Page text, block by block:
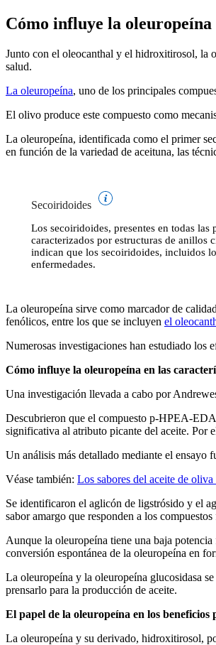
Cómo influye la
Junto con el oleocanthal y el hidroxitirosol, la
salud.
La oleuropeína, uno de los principales
El olivo produce este compuesto como
La oleuropeína, identificada como el primer
en función de la variedad de aceituna, las
Secoiridoides
Los secoiridoides, presentes en todas
caracterizados por estructuras de
indican que los secoiridoides, incluidos
enfermedades.
La oleuropeína sirve como marcador de
fenólicos, entre los que se incluyen el
Numerosas investigaciones han estudiado los
Cómo influye la oleuropeína en las
Una investigación llevada a cabo por
Descubrieron que el compuesto p-HPEA-
significativa al atributo picante del aceite. Por
Un análisis más detallado mediante el
Véase también: Los sabores del aceite de
Se identificaron el aglicón de ligstrósido y el
sabor amargo que responden a los
Aunque la oleuropeína tiene una baja
conversión espontánea de la oleuropeína en
La oleuropeína y la oleuropeína glucosidasa
prensarlo para la producción de aceite.
El papel de la oleuropeína en los beneficios
La oleuropeína y su derivado, hidroxitirosol,